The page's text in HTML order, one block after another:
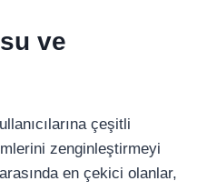
ve
çeşitli
zenginleştirmeyi
en çekici olanlar,